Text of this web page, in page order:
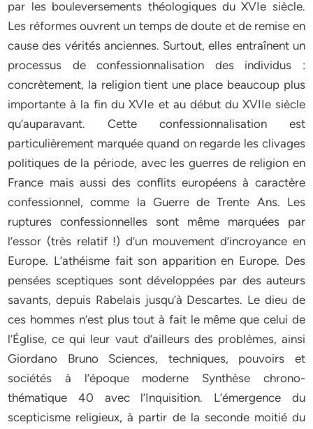
par les bouleversements théologiques du XVIe siècle.
Les réformes ouvrent un temps de doute et de remise en
cause des vérités anciennes. Surtout, elles entraînent un
processus de confessionnalisation des individus :
concrètement, la religion tient une place beaucoup plus
importante à la fin du XVIe et au début du XVIIe siècle
qu’auparavant. Cette confessionnalisation est
particulièrement marquée quand on regarde les clivages
politiques de la période, avec les guerres de religion en
France mais aussi des conflits européens à caractère
confessionnel, comme la Guerre de Trente Ans. Les
ruptures confessionnelles sont même marquées par
l’essor (très relatif !) d’un mouvement d’incroyance en
Europe. L’athéisme fait son apparition en Europe. Des
pensées sceptiques sont développées par des auteurs
savants, depuis Rabelais jusqu’à Descartes. Le dieu de
ces hommes n’est plus tout à fait le même que celui de
l’Église, ce qui leur vaut d’ailleurs des problèmes, ainsi
Giordano Bruno Sciences, techniques, pouvoirs et
sociétés à l’époque moderne Synthèse chrono-
thématique 40 avec l’Inquisition. L’émergence du
scepticisme religieux, à partir de la seconde moitié du